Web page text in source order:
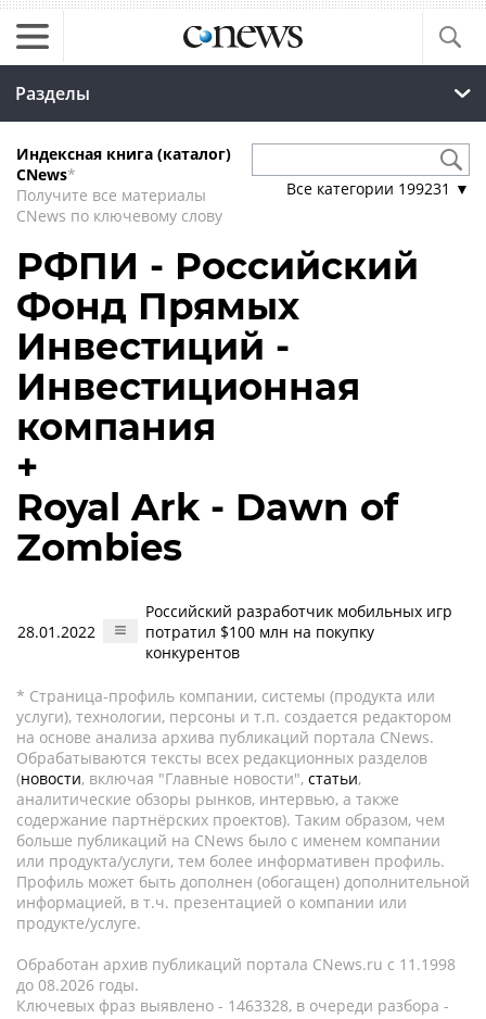
Разделы
Индексная книга (каталог)
CNews*
Получите все материалы
CNews по ключевому слову
Все категории 199231 ▼
РФПИ - Российский
Фонд Прямых
Инвестиций -
Инвестиционная
компания
+
Royal Ark - Dawn of
Zombies
28.01.2022
Российский разработчик мобильных игр
потратил $100 млн на покупку
конкурентов
* Страница-профиль компании, системы (продукта или
услуги), технологии, персоны и т.п. создается редактором
на основе анализа архива публикаций портала CNews.
Обрабатываются тексты всех редакционных разделов
(новости, включая "Главные новости", статьи,
аналитические обзоры рынков, интервью, а также
содержание партнёрских проектов). Таким образом, чем
больше публикаций на CNews было с именем компании
или продукта/услуги, тем более информативен профиль.
Профиль может быть дополнен (обогащен) дополнительной
информацией, в т.ч. презентацией о компании или
продукте/услуге.
Обработан архив публикаций портала CNews.ru c 11.1998
до 08.2026 годы.
Ключевых фраз выявлено - 1463328, в очереди разбора -